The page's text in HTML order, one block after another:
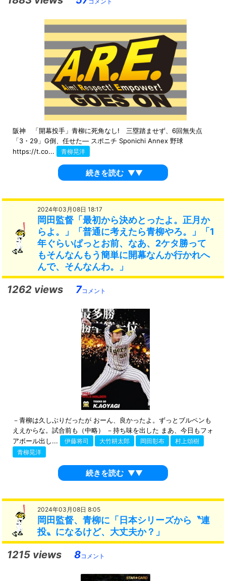
阪神 「開幕投手」青柳に死角なし! 三塁踏ませず、6回無失点
「3・29」G倒、任せた― スポニチ Sponichi Annex 野球
https://t.co...
青柳晃洋
続きを読む ▼▼
2024年03月08日 18:17
岡田監督「最初から決めとったよ。正月か
らよ。」「普通に考えたら青柳やろ。」「1
年ぐらいぱっとお前、なあ、2ケタ勝って
もそんなんもう簡単に開幕なんか行かれへ
んで、そんなんわ。」
1262 views 7コメント
－青柳は久しぶりだったが おーん、良かったよ。ずっとブルペンも
ええからな。試合前も（中略） －持ち味を出した まあ、今日もフォ
アボール出し...
伊藤将司 大竹耕太郎 岡田彰布
村上頌樹
青柳晃洋
続きを読む ▼▼
2024年03月08日 8:05
岡田監督、青柳に「日本シリーズから〝連
投〟になるけど、大丈夫か？」
1215 views 8コメント